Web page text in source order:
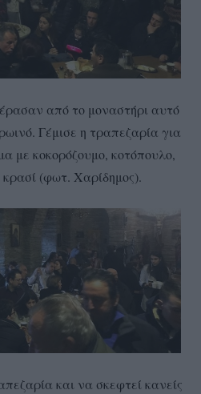
από το μοναστήρι αυτό
Γέμισε η τραπεζαρία για
με κοκορόζουμο, κοτόπουλο,
(φωτ. Χαρίδημος).
και να σκεφτεί κανείς